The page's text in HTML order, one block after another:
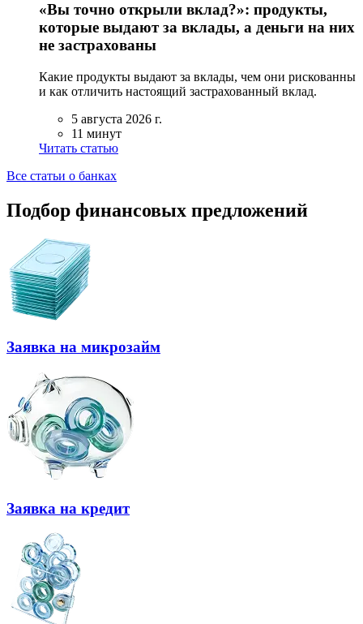
«Вы точно открыли вклад?»: продукты,
которые выдают за вклады, а деньги на них
не застрахованы
Какие продукты выдают за вклады, чем они рискованны
и как отличить настоящий застрахованный вклад.
5 августа 2026 г.
11 минут
Читать статью
Все статьи о банках
Подбор финансовых предложений
Заявка на микрозайм
Заявка на кредит